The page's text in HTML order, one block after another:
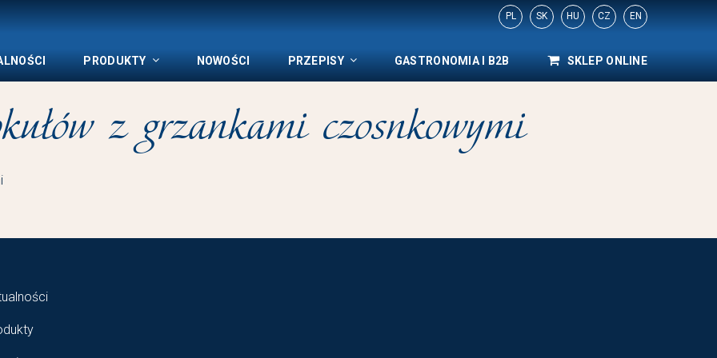
PL SK HU CZ EN
PRODUKTY NOWOŚCI PRZEPISY GASTRONOMIA I B2B SKLEP ONLINE
z grzankami czosnkowymi